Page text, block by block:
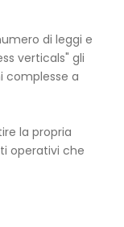
di leggi e
verticals" gli
complesse a
la propria
operativi che